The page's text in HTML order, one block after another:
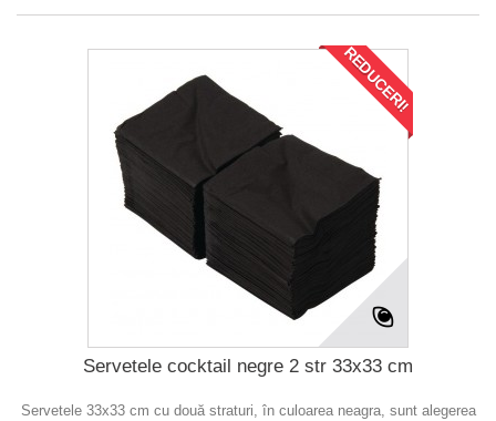
REDUCERI!
Servetele cocktail negre 2 str 33x33 cm
Servetele 33x33 cm cu două straturi, în culoarea neagra, sunt alegerea